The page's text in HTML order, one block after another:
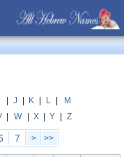
J K L
M
W X Y Z
7 > >>